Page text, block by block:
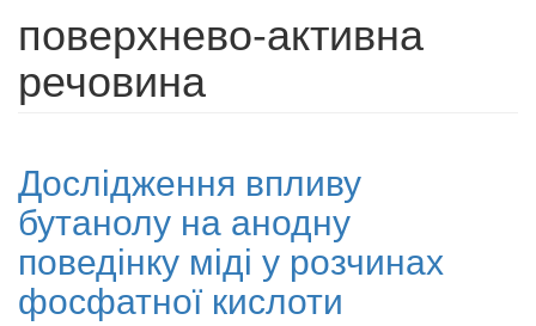
поверхнево-активна
речовина
Дослідження впливу
бутанолу на анодну
поведінку міді у розчинах
фосфатної кислоти